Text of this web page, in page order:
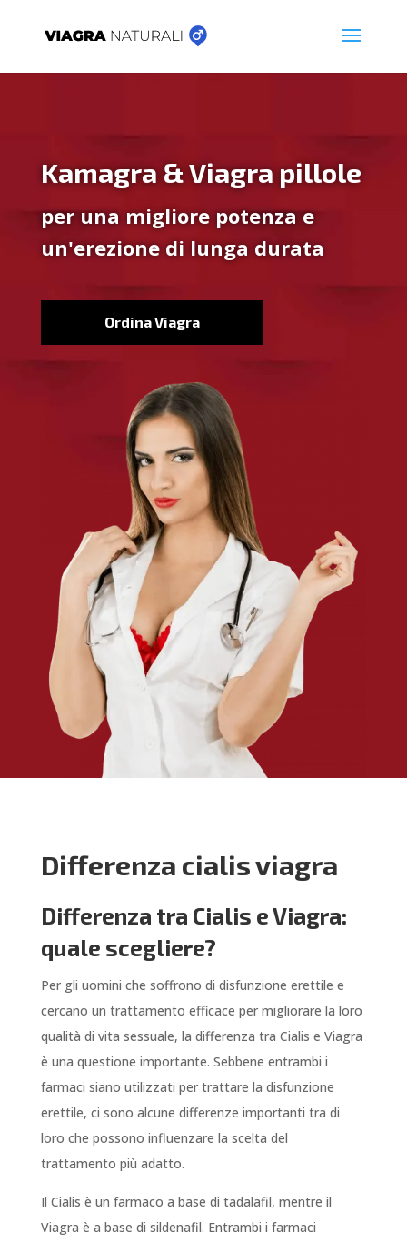
Kamagra & Viagra pillole
per una migliore potenza e
un'erezione di lunga durata
Ordina Viagra
Differenza cialis viagra
Differenza tra Cialis e Viagra:
quale scegliere?
Per gli uomini che soffrono di disfunzione erettile e
cercano un trattamento efficace per migliorare la loro
qualità di vita sessuale, la differenza tra Cialis e Viagra
è una questione importante. Sebbene entrambi i
farmaci siano utilizzati per trattare la disfunzione
erettile, ci sono alcune differenze importanti tra di
loro che possono influenzare la scelta del
trattamento più adatto.
Il Cialis è un farmaco a base di tadalafil, mentre il
Viagra è a base di sildenafil. Entrambi i farmaci